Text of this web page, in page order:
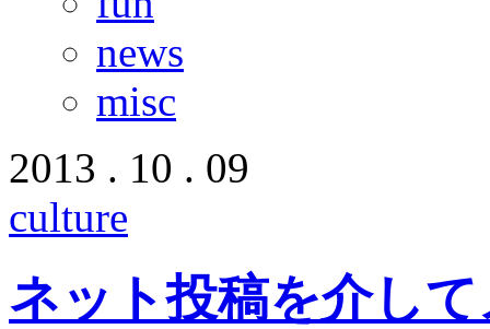
news
misc
2013 . 10 . 09
culture
ネット投稿を介し